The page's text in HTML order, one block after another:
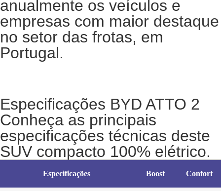
anualmente os veículos e
empresas com maior destaque
no setor das frotas, em
Portugal.
Especificações BYD ATTO 2
Conheça as principais
especificações técnicas deste
SUV compacto 100% elétrico.
Especificações Boost Confort